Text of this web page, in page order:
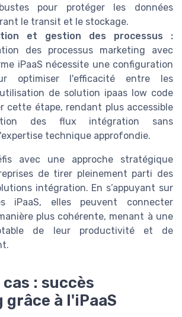
pour protéger les données
le transit et le stockage.
et gestion des processus :
des processus marketing avec
iPaaS nécessite une configuration
optimiser l'efficacité entre les
de solution ipaas low code
cette étape, rendant plus accessible
des flux intégration sans
technique approfondie.
avec une approche stratégique
de tirer pleinement parti des
intégration. En s’appuyant sur
iPaaS, elles peuvent connecter
plus cohérente, menant à une
de leur productivité et de
: succès
à l'iPaaS